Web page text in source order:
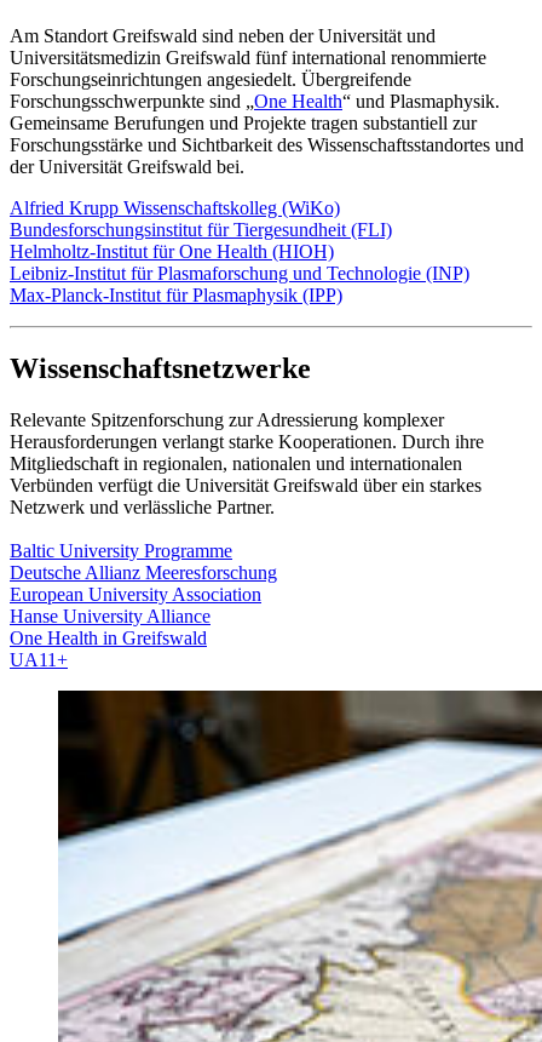
Am Standort Greifswald sind neben der Universität und
Universitätsmedizin Greifswald fünf international renommierte
Forschungseinrichtungen angesiedelt. Übergreifende
Forschungsschwerpunkte sind „One Health“ und Plasmaphysik.
Gemeinsame Berufungen und Projekte tragen substantiell zur
Forschungsstärke und Sichtbarkeit des Wissenschaftsstandortes und
der Universität Greifswald bei.
Alfried Krupp Wissenschaftskolleg (WiKo)
Bundesforschungsinstitut für Tiergesundheit (FLI)
Helmholtz-Institut für One Health (HIOH)
Leibniz-Institut für Plasmaforschung und Technologie (INP)
Max-Planck-Institut für Plasmaphysik (IPP)
Wissenschaftsnetzwerke
Relevante Spitzenforschung zur Adressierung komplexer
Herausforderungen verlangt starke Kooperationen. Durch ihre
Mitgliedschaft in regionalen, nationalen und internationalen
Verbünden verfügt die Universität Greifswald über ein starkes
Netzwerk und verlässliche Partner.
Baltic University Programme
Deutsche Allianz Meeresforschung
European University Association
Hanse University Alliance
One Health in Greifswald
UA11+